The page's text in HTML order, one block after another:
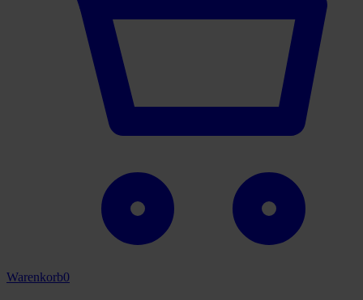
Warenkorb0